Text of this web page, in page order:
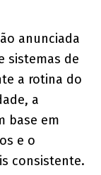
anunciada
sistemas de
a rotina do
a
base em
e o
consistente.